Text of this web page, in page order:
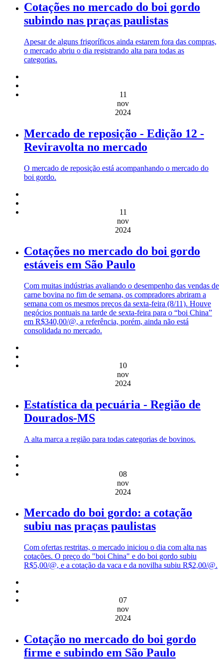
Cotações no mercado do boi gordo
subindo nas praças paulistas
Apesar de alguns frigoríficos ainda estarem fora das compras,
o mercado abriu o dia registrando alta para todas as
categorias.
11
nov
2024
Mercado de reposição - Edição 12 -
Reviravolta no mercado
O mercado de reposição está acompanhando o mercado do
boi gordo.
11
nov
2024
Cotações no mercado do boi gordo
estáveis em São Paulo
Com muitas indústrias avaliando o desempenho das vendas de
carne bovina no fim de semana, os compradores abriram a
semana com os mesmos preços da sexta-feira (8/11). Houve
negócios pontuais na tarde de sexta-feira para o “boi China”
em R$340,00/@, a referência, porém, ainda não está
consolidada no mercado.
10
nov
2024
Estatística da pecuária - Região de
Dourados-MS
A alta marca a região para todas categorias de bovinos.
08
nov
2024
Mercado do boi gordo: a cotação
subiu nas praças paulistas
Com ofertas restritas, o mercado iniciou o dia com alta nas
cotações. O preço do "boi China" e do boi gordo subiu
R$5,00/@, e a cotação da vaca e da novilha subiu R$2,00/@.
07
nov
2024
Cotação no mercado do boi gordo
firme e subindo em São Paulo